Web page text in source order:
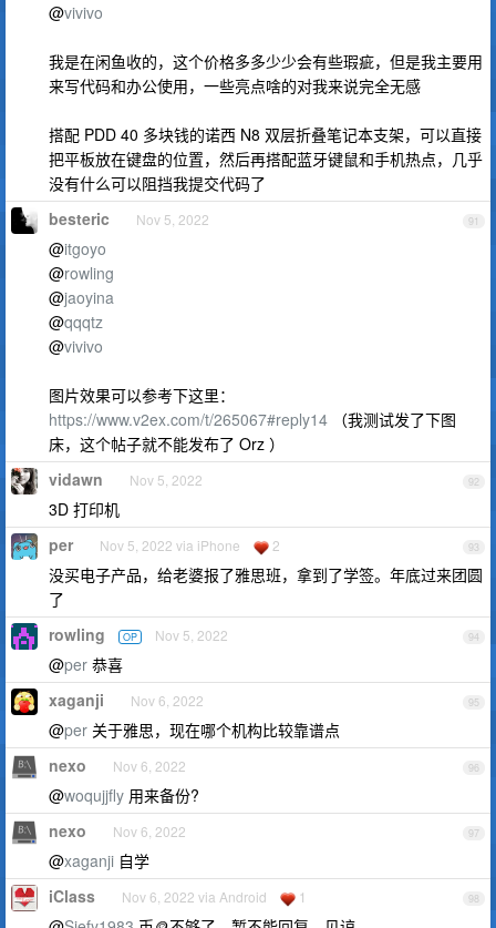
@vivivo
我是在闲鱼收的，这个价格多多少少会有些瑕疵，但是我主要用
来写代码和办公使用，一些亮点啥的对我来说完全无感
搭配 PDD 40 多块钱的诺西 N8 双层折叠笔记本支架，可以直接
把平板放在键盘的位置，然后再搭配蓝牙键鼠和手机热点，几乎
没有什么可以阻挡我提交代码了
91
besteric Nov 5, 2022
@itgoyo
@rowling
@jaoyina
@qqqtz
@vivivo
图片效果可以参考下这里：
https://www.v2ex.com/t/265067#reply14 （我测试发了下图
床，这个帖子就不能发布了 Orz ）
92
vidawn Nov 5, 2022
3D 打印机
93
per Nov 5, 2022 via iPhone 2
没买电子产品，给老婆报了雅思班，拿到了学签。年底过来团圆
了
94
rowling OP Nov 5, 2022
@per 恭喜
95
xaganji Nov 6, 2022
@per 关于雅思，现在哪个机构比较靠谱点
96
nexo Nov 6, 2022
@woqujjfly 用来备份?
97
nexo Nov 6, 2022
@xaganji 自学
98
iClass Nov 6, 2022 via Android 1